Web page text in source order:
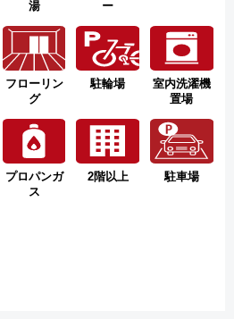
湯
ー
フローリン
グ
駐輪場
室内洗濯機
置場
プロパンガ
ス
2階以上 駐車場